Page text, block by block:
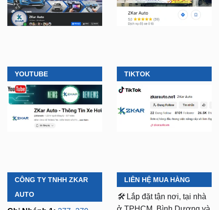
YOUTUBE TIKTOK
CÔNG TY TNHH ZKAR
AUTO
LIÊN HỆ MUA HÀNG
🛠️ Lắp đặt tận nơi, tại nhà